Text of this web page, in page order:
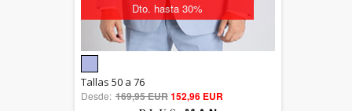
Dto. hasta 30%
out of 5
Tallas 50 a 76
Desde: 169,95 EUR152,96 EUR